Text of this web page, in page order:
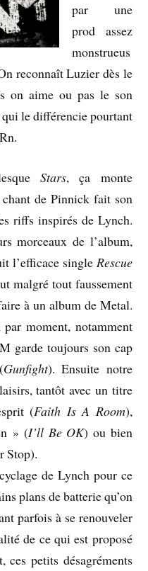
par une
prod assez
monstrueus
reconnaît Luzier dès le
on aime ou pas le son
le différencie pourtant
Stars, ça monte
de Pinnick fait son
riffs inspirés de Lynch.
morceaux de l’album,
l’efficace single Rescue
malgré tout faussement
à un album de Metal.
moment, notamment
garde toujours son cap
Gunfight). Ensuite notre
tantôt avec un titre
(Faith Is A Room),
» (I’ll Be OK) ou bien
Stop).
de Lynch pour ce
plans de batterie qu’on
parfois à se renouveler
de ce qui est proposé
petits désagréments